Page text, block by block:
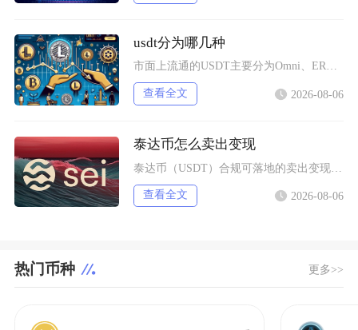
usdt分为哪几种
市面上流通的USDT主要分为Omni、ERC20、TRC20、BEP20四类主流版本，同时
查看全文 2026-08-06
泰达币怎么卖出变现
查看全文 2026-08-06
热门币种 更多>>